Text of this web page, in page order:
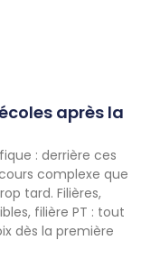
après la
: derrière ces
complexe que
tard. Filières,
filière PT : tout
dès la première